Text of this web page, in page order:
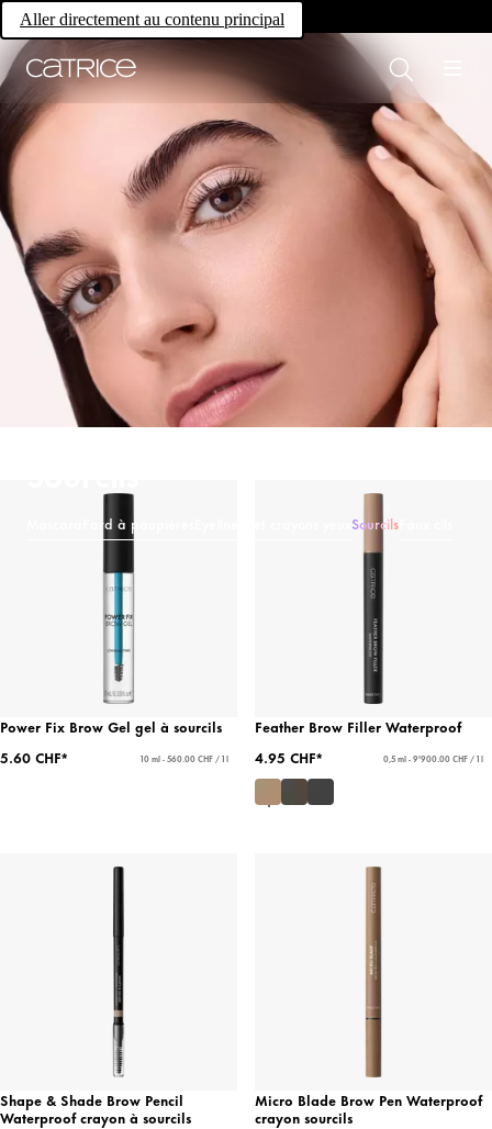
Aller directement au contenu principal
Own your magic.
Fard à paupières Sourcils
Power Fix Brow Gel gel à sourcils
5.60 CHF*
10 ml - 560.00 CHF / 1 l
Feather Brow Filler Waterproof
4.95 CHF*
0,5 ml - 9'900.00 CHF / 1 l
Shape & Shade Brow Pencil
Waterproof crayon à sourcils
Micro Blade Brow Pen Waterproof
crayon sourcils